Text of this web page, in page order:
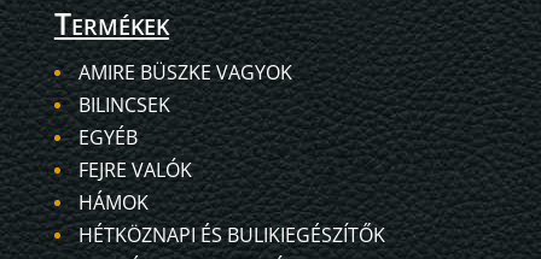
Termékek
AMIRE BÜSZKE VAGYOK
BILINCSEK
EGYÉB
FEJRE VALÓK
HÁMOK
HÉTKÖZNAPI ÉS BULIKIEGÉSZÍTŐK